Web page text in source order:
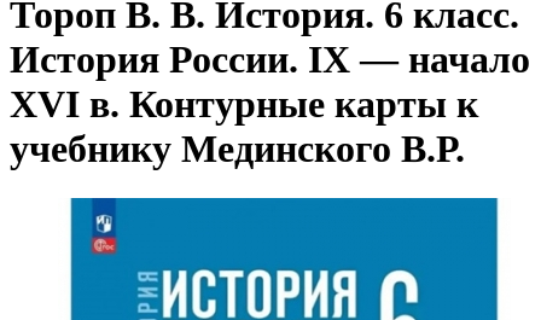
Тороп В. В. История. 6 класс.
История России. IX — начало
XVI в. Контурные карты к
учебнику Мединского В.Р.